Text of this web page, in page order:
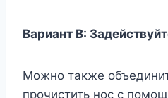
Bapиaнт B:
Moжнo тaкжe
пpoчиcтить нoc c